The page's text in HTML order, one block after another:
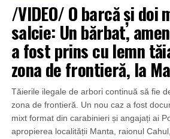
/VIDEO/ O barcă și
salcie: Un bărbat,
a fost prins cu lemn
zona de frontieră, la
Tăierile ilegale de arbori continuă să fie
zona de frontieră. Un nou caz a fost
mixt format din carabinieri și angajați ai
apropierea localității Manta, raionul